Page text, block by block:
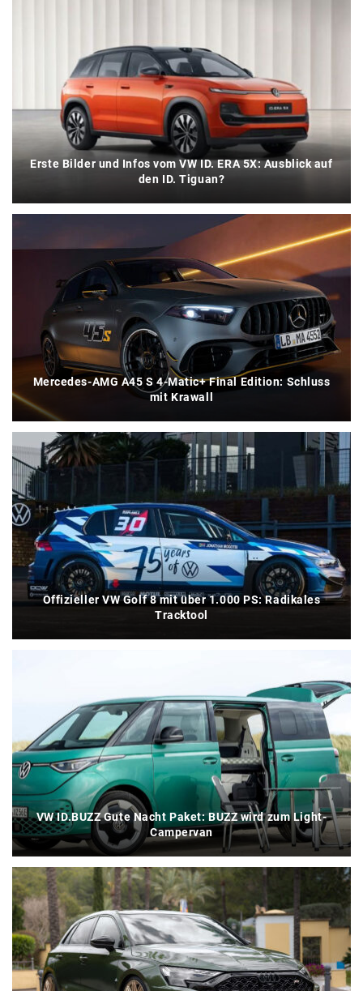
Erste Bilder und Infos vom VW ID. ERA 5X: Ausblick auf
den ID. Tiguan?
Mercedes-AMG A45 S 4-Matic+ Final Edition: Schluss
mit Krawall
Offizieller VW Golf 8 mit über 1.000 PS: Radikales
Tracktool
VW ID.BUZZ Gute Nacht Paket: BUZZ wird zum Light-
Campervan